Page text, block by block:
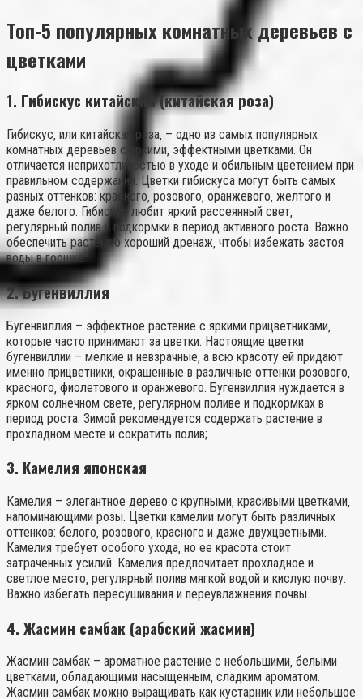
Топ-5 популярных комнатных деревьев с
цветками
1. Гибискус китайский (китайская роза)
Гибискус‚ или китайская роза‚ – одно из самых популярных
комнатных деревьев с яркими‚ эффектными цветками. Он
отличается неприхотливостью в уходе и обильным цветением при
правильном содержании. Цветки гибискуса могут быть самых
разных оттенков: красного‚ розового‚ оранжевого‚ желтого и
даже белого. Гибискус любит яркий рассеянный свет‚
регулярный полив и подкормки в период активного роста. Важно
обеспечить растению хороший дренаж‚ чтобы избежать застоя
воды в горшке.
2. Бугенвиллия
Бугенвиллия – эффектное растение с яркими прицветниками‚
которые часто принимают за цветки. Настоящие цветки
бугенвиллии – мелкие и невзрачные‚ а всю красоту ей придают
именно прицветники‚ окрашенные в различные оттенки розового‚
красного‚ фиолетового и оранжевого. Бугенвиллия нуждается в
ярком солнечном свете‚ регулярном поливе и подкормках в
период роста. Зимой рекомендуется содержать растение в
прохладном месте и сократить полив;
3. Камелия японская
Камелия – элегантное дерево с крупными‚ красивыми цветками‚
напоминающими розы. Цветки камелии могут быть различных
оттенков: белого‚ розового‚ красного и даже двухцветными.
Камелия требует особого ухода‚ но ее красота стоит
затраченных усилий. Камелия предпочитает прохладное и
светлое место‚ регулярный полив мягкой водой и кислую почву.
Важно избегать пересушивания и переувлажнения почвы.
4. Жасмин самбак (арабский жасмин)
Жасмин самбак – ароматное растение с небольшими‚ белыми
цветками‚ обладающими насыщенным‚ сладким ароматом.
Жасмин самбак можно выращивать как кустарник или небольшое